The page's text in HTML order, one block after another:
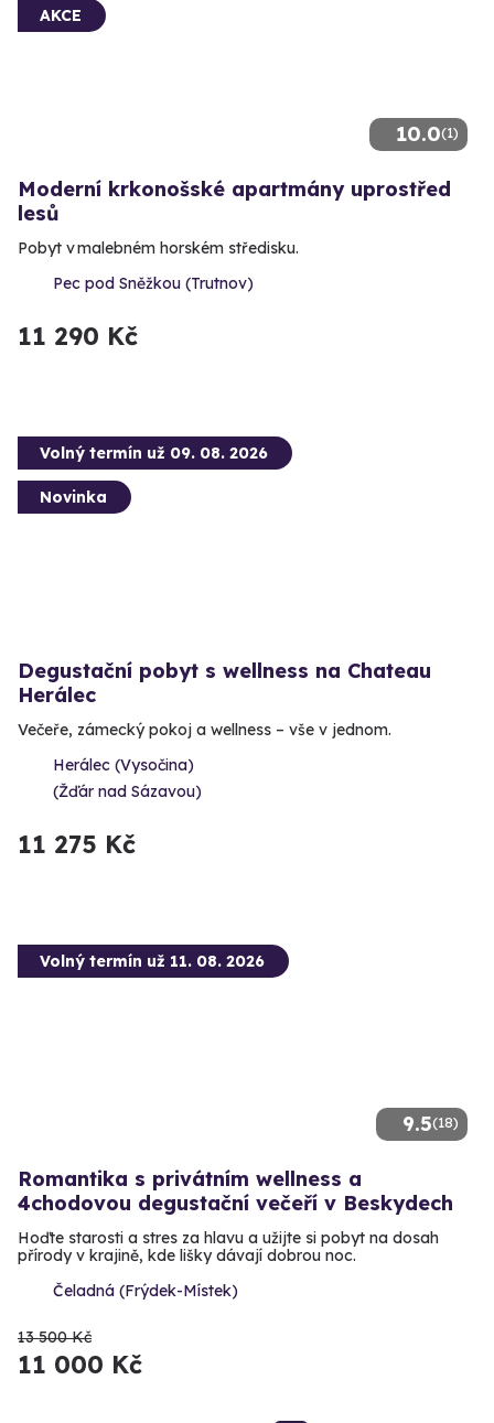
10.0(1)
AKCE
Moderní krkonošské apartmány uprostřed
lesů
Pobyt v malebném horském středisku.
Pec pod Sněžkou (Trutnov)
11 290 Kč
Volný termín už 09. 08. 2026
Novinka
Degustační pobyt s wellness na Chateau
Herálec
Večeře, zámecký pokoj a wellness – vše v jednom.
Herálec (Vysočina)
(Žďár nad Sázavou)
11 275 Kč
9.5(18)
Volný termín už 11. 08. 2026
Romantika s privátním wellness a
4chodovou degustační večeří v Beskydech
Hoďte starosti a stres za hlavu a užijte si pobyt na dosah
přírody v krajině, kde lišky dávají dobrou noc.
Čeladná (Frýdek-Místek)
13 500 Kč
11 000 Kč